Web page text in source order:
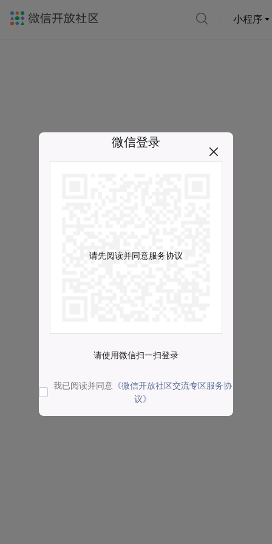
小程序
微信登录
请先阅读并同意服务协议
请使用微信扫一扫登录
我已阅读并同意 《微信开放社区交流专区服务协
议》